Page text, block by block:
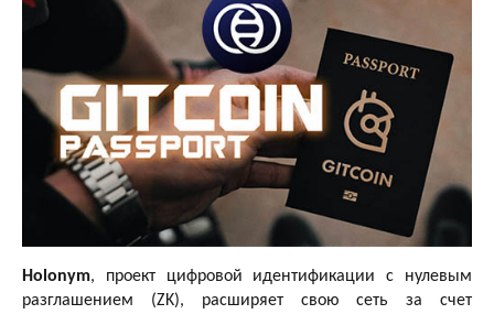
Holonym, проект цифровой идентификации с нулевым
разглашением (ZK), расширяет свою сеть за счет